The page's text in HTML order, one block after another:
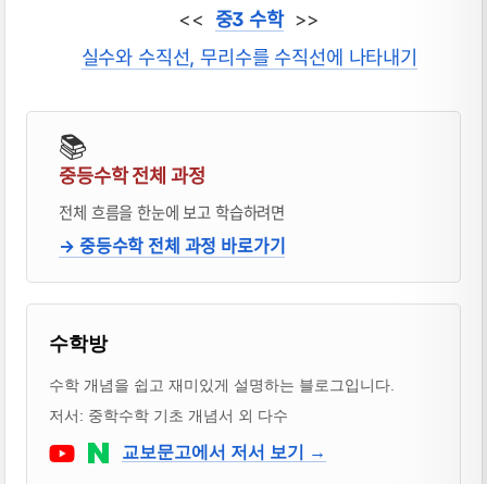
<< 중3 수학>>
실수와 수직선, 무리수를 수직선에 나타내기
📚
중등수학 전체 과정
전체 흐름을 한눈에 보고 학습하려면
→ 중등수학 전체 과정 바로가기
블로거 & 출판 교재 소개
수학방
수학 개념을 쉽고 재미있게 설명하는 블로그입니다.
저서: 중학수학 기초 개념서 외 다수
Youtube네이버 블로그
교보문고에서 저서 보기 →